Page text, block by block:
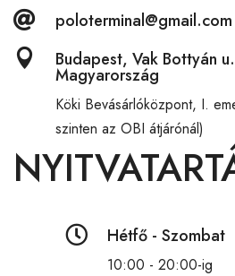
 poloterminal@gmail.com
 Budapest, Vak Bottyán
Magyarország
Köki Bevásárlóközpont, I.
szinten az OBI átjárónál)
 Hétfő - Szombat
10:00 - 20:00-ig